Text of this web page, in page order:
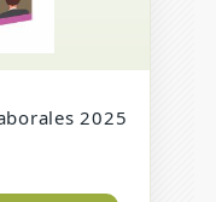
2025